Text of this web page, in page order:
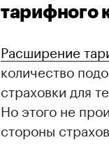
тарифного
Расширение
количество
страховки для
Но этого не
стороны